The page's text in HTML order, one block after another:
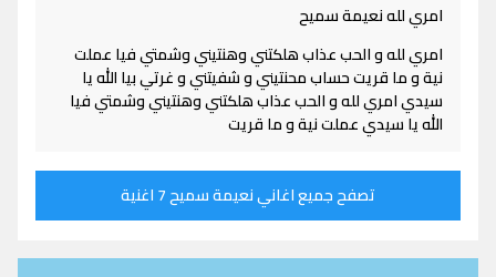
امري لله نعيمة سميح
امري لله و الحب عذاب هلكتني وهنتيني وشمتي فيا عملت
نية و ما قريت حساب محنتيني و شفيتني و غرتي بيا الله يا
سيدي امري لله و الحب عذاب هلكتني وهنتيني وشمتي فيا
الله يا سيدي عملت نية و ما قريت
تصفح جميع اغاني نعيمة سميح 7 اغنية